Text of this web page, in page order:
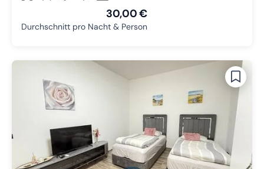
30,00 €
Durchschnitt pro Nacht & Person